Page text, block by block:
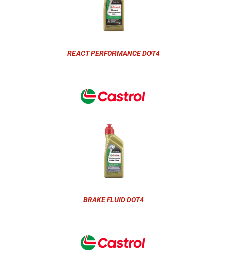
REACT PERFORMANCE DOT4
BRAKE FLUID DOT4